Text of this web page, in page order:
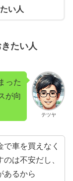
い人
たい人
テツヤ
った
が向
車を買えなく
は不安だし、
あるから